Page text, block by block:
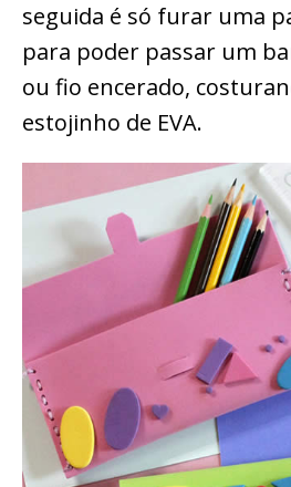
seguida é só furar uma
para poder passar um
ou fio encerado,
estojinho de EVA.